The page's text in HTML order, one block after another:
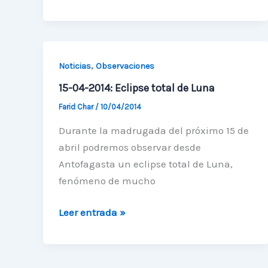
en
FILZIC
2014
Noticias, Observaciones
15-04-2014: Eclipse total de Luna
Farid Char / 10/04/2014
Durante la madrugada del próximo 15 de
abril podremos observar desde
Antofagasta un eclipse total de Luna,
fenómeno de mucho
15-
Leer entrada »